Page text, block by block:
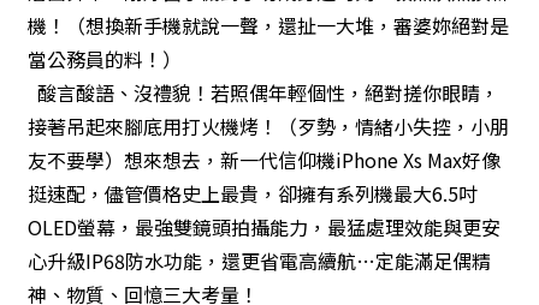
機！（想換新手機就說一聲，還扯一大堆，審婆妳絕對是
當公務員的料！）
酸言酸語、沒禮貌！若照偶年輕個性，絕對搓你眼睛，
接著吊起來腳底用打火機烤！（歹勢，情緒小失控，小朋
友不要學）想來想去，新一代信仰機iPhone Xs Max好像
挺速配，儘管價格史上最貴，卻擁有系列機最大6.5吋
OLED螢幕，最強雙鏡頭拍攝能力，最猛處理效能與更安
心升級IP68防水功能，還更省電高續航…定能滿足偶精
神、物質、回憶三大考量！